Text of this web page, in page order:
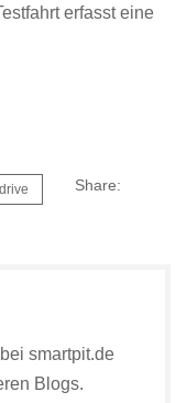
erfasst eine
Share:
smartpit.de
Blogs.